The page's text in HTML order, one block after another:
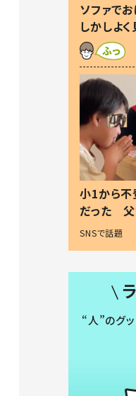
ソファで
しかしよく
察した母
す！」「現行
小1から不
だった 父
る理由と
SNSで話題
“人”のグ